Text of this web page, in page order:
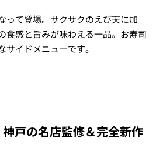
って登場。サクサクのえび天に加
食感と旨みが味わえる一品。お寿司
イドメニューです。
戸の名店監修＆完全新作